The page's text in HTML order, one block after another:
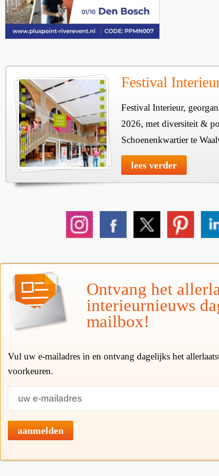
Festival
Festival Interieur,
2026, met diversiteit &
Schoenenkwartier te
lees verder
Ontvang het
interieurnieuws
mailbox!
Vul uw e-mailadres in en ontvang dagelijks het
voorkeuren.
aanmelden